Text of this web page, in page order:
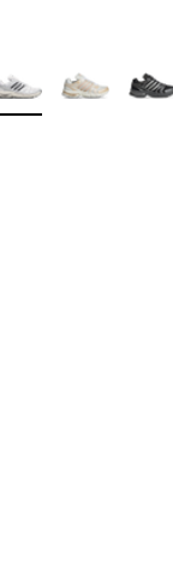
de € 109,99 à
de couleurs